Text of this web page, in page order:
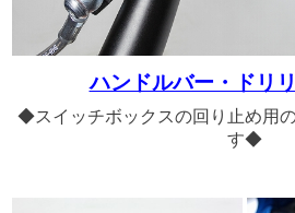
ハンドルバー・ドリ
◆スイッチボックスの回り止め用
す◆